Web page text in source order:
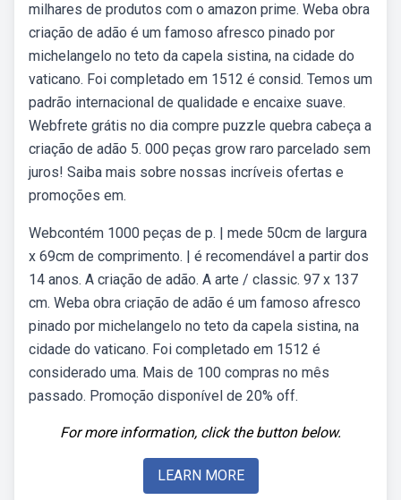
milhares de produtos com o amazon prime. Weba obra
criação de adão é um famoso afresco pinado por
michelangelo no teto da capela sistina, na cidade do
vaticano. Foi completado em 1512 é consid. Temos um
padrão internacional de qualidade e encaixe suave.
Webfrete grátis no dia compre puzzle quebra cabeça a
criação de adão 5. 000 peças grow raro parcelado sem
juros! Saiba mais sobre nossas incríveis ofertas e
promoções em.
Webcontém 1000 peças de p. | mede 50cm de largura
x 69cm de comprimento. | é recomendável a partir dos
14 anos. A criação de adão. A arte / classic. 97 x 137
cm. Weba obra criação de adão é um famoso afresco
pinado por michelangelo no teto da capela sistina, na
cidade do vaticano. Foi completado em 1512 é
considerado uma. Mais de 100 compras no mês
passado. Promoção disponível de 20% off.
For more information, click the button below.
LEARN MORE